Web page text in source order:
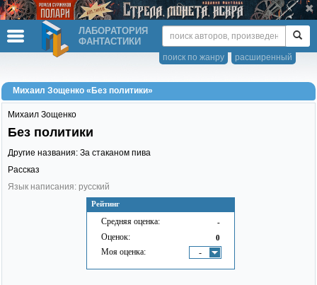
ЛАБОРАТОРИЯ
ФАНТАСТИКИ
расширенный
поиск по жанру
Михаил Зощенко «Без политики»
Рейтинг
Средняя оценка: -
Оценок: 0
Моя оценка: -
Михаил Зощенко
Без политики
Другие названия: За стаканом пива
Рассказ
Язык написания: русский